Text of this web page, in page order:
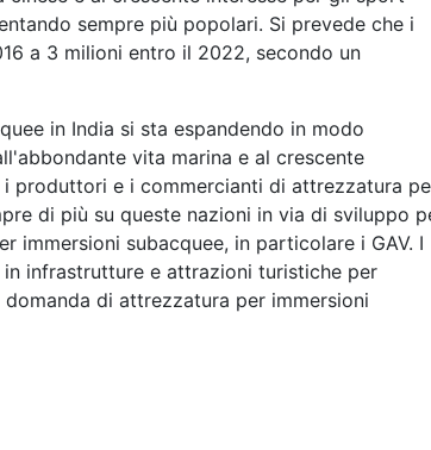
sempre più popolari. Si prevede che i
a 3 milioni entro il 2022, secondo un
in India si sta espandendo in modo
vita marina e al crescente
produttori e i commercianti di attrezzatura
di più su queste nazioni in via di sviluppo
immersioni subacquee, in particolare i GAV. I
infrastrutture e attrazioni turistiche per
di attrezzatura per immersioni